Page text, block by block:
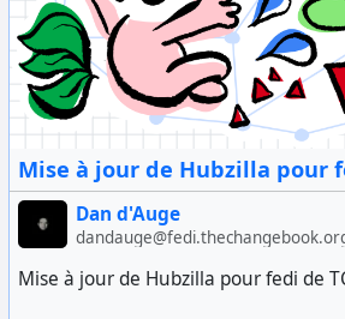
Mise à jour de Hubzilla pour
Dan d'Auge
Mise à jour de Hubzilla pour fedi de